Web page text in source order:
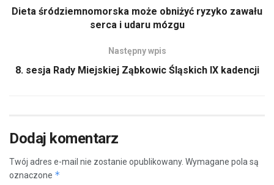
Dieta śródziemnomorska może obniżyć ryzyko zawału
serca i udaru mózgu
Następny wpis
8. sesja Rady Miejskiej Ząbkowic Śląskich IX kadencji
Dodaj komentarz
Twój adres e-mail nie zostanie opublikowany. Wymagane pola są
oznaczone *